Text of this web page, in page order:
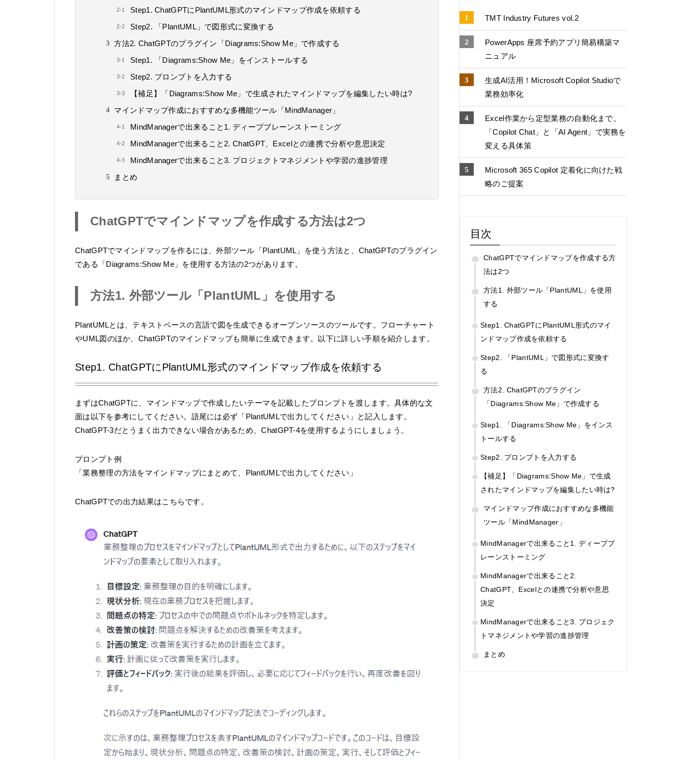
Step1. ChatGPTにPlantUML形式のマインドマップ作成を依頼する
Step2. 「PlantUML」で図形式に変換する
方法2. ChatGPTのプラグイン「Diagrams:Show Me」で作成する
Step1. 「Diagrams:Show Me」をインストールする
Step2. プロンプトを入力する
【補足】「Diagrams:Show Me」で生成されたマインドマップを編集したい時は?
マインドマップ作成におすすめな多機能ツール「MindManager」
MindManagerで出来ること1. ディープブレーンストーミング
MindManagerで出来ること2. ChatGPT、Excelとの連携で分析や意思決定
MindManagerで出来ること3. プロジェクトマネジメントや学習の進捗管理
まとめ
ChatGPTでマインドマップを作成する方法は2つ
ChatGPTでマインドマップを作るには、外部ツール「PlantUML」を使う方法と、ChatGPTのプラグイン
である「Diagrams:Show Me」を使用する方法の2つがあります。
方法1. 外部ツール「PlantUML」を使用する
PlantUMLとは、テキストベースの言語で図を生成できるオープンソースのツールです。フローチャート
やUML図のほか、ChatGPTのマインドマップも簡単に生成できます。以下に詳しい手順を紹介します。
Step1. ChatGPTにPlantUML形式のマインドマップ作成を依頼する
まずはChatGPTに、マインドマップで作成したいテーマを記載したプロンプトを渡します。具体的な文
面は以下を参考にしてください。語尾には必ず「PlantUMLで出力してください」と記入します。
ChatGPT-3だとうまく出力できない場合があるため、ChatGPT-4を使用するようにしましょう。
プロンプト例
「業務整理の方法をマインドマップにまとめて、PlantUMLで出力してください」
ChatGPTでの出力結果はこちらです。
TMT Industry Futures vol.2
PowerApps 座席予約アプリ簡易構築マ
ニュアル
生成AI活用！Microsoft Copilot Studioで
業務効率化
Excel作業から定型業務の自動化まで。
「Copilot Chat」と「AI Agent」で実務を
変える具体策
Microsoft 365 Copilot 定着化に向けた戦
略のご提案
目次
ChatGPTでマインドマップを作成する方
法は2つ
方法1. 外部ツール「PlantUML」を使用
する
Step1. ChatGPTにPlantUML形式のマイ
ンドマップ作成を依頼する
Step2. 「PlantUML」で図形式に変換す
る
方法2. ChatGPTのプラグイン
「Diagrams:Show Me」で作成する
Step1. 「Diagrams:Show Me」をインス
トールする
Step2. プロンプトを入力する
【補足】「Diagrams:Show Me」で生成
されたマインドマップを編集したい時は?
マインドマップ作成におすすめな多機能
ツール「MindManager」
MindManagerで出来ること1. ディープブ
レーンストーミング
MindManagerで出来ること2.
ChatGPT、Excelとの連携で分析や意思
決定
MindManagerで出来ること3. プロジェク
トマネジメントや学習の進捗管理
まとめ